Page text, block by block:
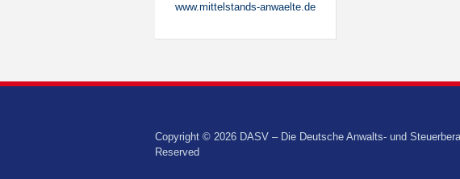
www.mittelstands-anwaelte.de
Copyright © 2026 DASV – Die Deutsche Anwalts- und
Reserved